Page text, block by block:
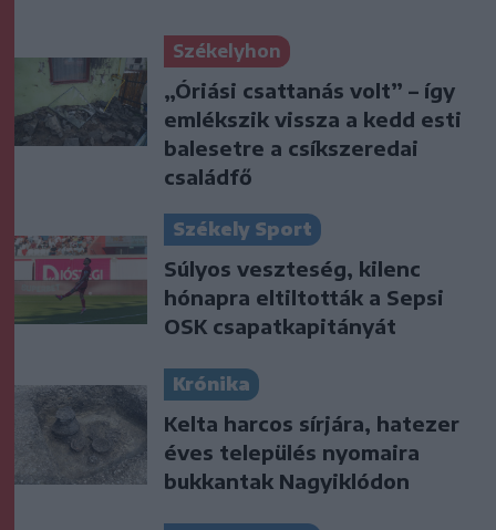
Székelyhon
„Óriási csattanás volt” – így
emlékszik vissza a kedd esti
balesetre a csíkszeredai
családfő
Székely Sport
Súlyos veszteség, kilenc
hónapra eltiltották a Sepsi
OSK csapatkapitányát
Krónika
Kelta harcos sírjára, hatezer
éves település nyomaira
bukkantak Nagyiklódon